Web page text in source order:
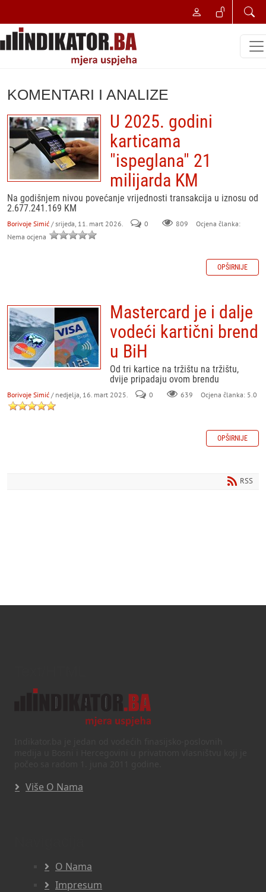
KOMENTARI I ANALIZE
U 2025. godini
karticama
"ispeglana" 21
milijarda KM
Na godišnjem nivou povećanje vrijednosti transakcija u iznosu od
2.677.241.169 KM
Borivoje Simić / srijeda, 11. mart 2026. 0 809
Ocjena članka:
Nema ocjena
OPŠIRNIJE
Mastercard je i dalje
vodeći kartični brend
u BiH
Od tri kartice na tržištu na tržištu,
dvije pripadaju ovom brendu
Borivoje Simić / nedjelja, 16. mart 2025. 0 639 Ocjena članka: 5.0
OPŠIRNIJE
RSS
Više O Nama
O Nama
Impresum